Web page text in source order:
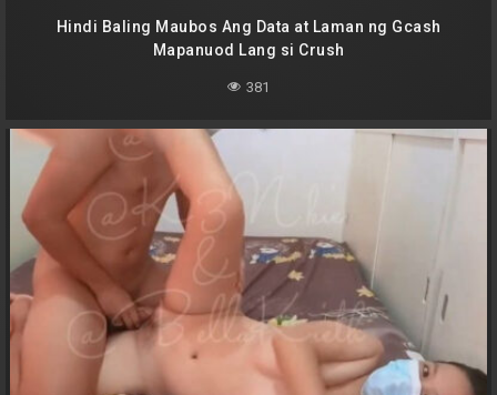
Hindi Baling Maubos Ang Data at Laman ng Gcash
Mapanuod Lang si Crush
381